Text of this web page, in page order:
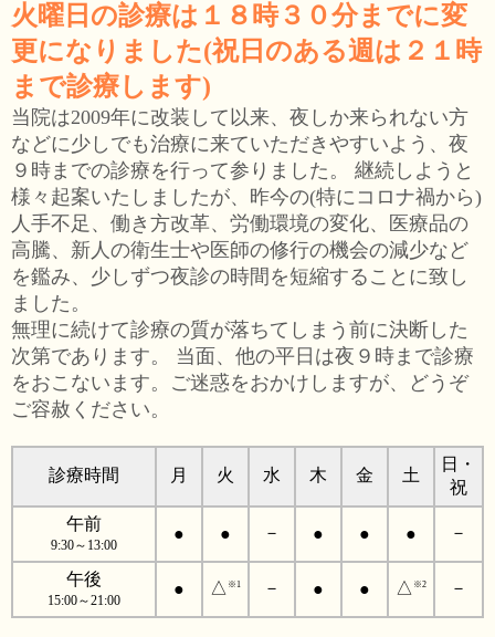
火曜日の診療は１８時３０分までに変
更になりました(祝日のある週は２１時
まで診療します)
当院は2009年に改装して以来、夜しか来られない方
などに少しでも治療に来ていただきやすいよう、夜
９時までの診療を行って参りました。 継続しようと
様々起案いたしましたが、昨今の(特にコロナ禍から)
人手不足、働き方改革、労働環境の変化、医療品の
高騰、新人の衛生士や医師の修行の機会の減少など
を鑑み、少しずつ夜診の時間を短縮することに致し
ました。
無理に続けて診療の質が落ちてしまう前に決断した
次第であります。 当面、他の平日は夜９時まで診療
をおこないます。ご迷惑をおかけしますが、どうぞ
ご容赦ください。
診療時間 月 火 水 木 金 土
日・
祝
午前
9:30～13:00
● ● － ● ● ● －
午後
15:00～21:00
● △ ※1 － ● ● △ ※2 －